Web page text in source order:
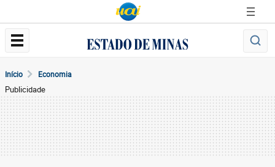
Início Economia
Publicidade